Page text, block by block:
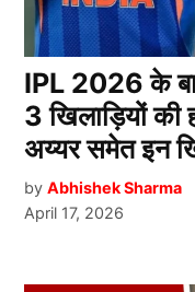
IPL 2026 के
3 खिलाड़ियों की
अय्यर समेत इन
by Abhishek Sharma
April 17, 2026